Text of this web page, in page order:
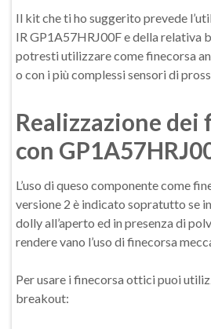
Il kit che ti ho suggerito prevede
IR GP1A57HRJ00F e della relativa
potresti utilizzare come finecorsa
o con i più complessi sensori di
Realizzazione dei
con
L’uso di queso componente come
versione 2 è indicato sopratutto se
dolly all’aperto ed in presenza di
rendere vano l’uso di finecorsa
Per usare i finecorsa ottici puoi
breakout: